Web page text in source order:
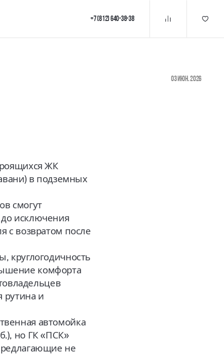
+7 (812) 640-38-38
03 июн. 2026
ЖК
в подземных
смогут
исключения
с возвратом после
круглогодичность
комфорта
рутина и
автомойка
но ГК «ПСК»
не